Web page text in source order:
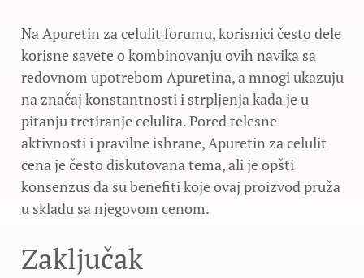
Na Apuretin za celulit forumu, korisnici često dele
korisne savete o kombinovanju ovih navika sa
redovnom upotrebom Apuretina, a mnogi ukazuju
na značaj konstantnosti i strpljenja kada je u
pitanju tretiranje celulita. Pored telesne
aktivnosti i pravilne ishrane, Apuretin za celulit
cena je često diskutovana tema, ali je opšti
konsenzus da su benefiti koje ovaj proizvod pruža
u skladu sa njegovom cenom.
Zaključak